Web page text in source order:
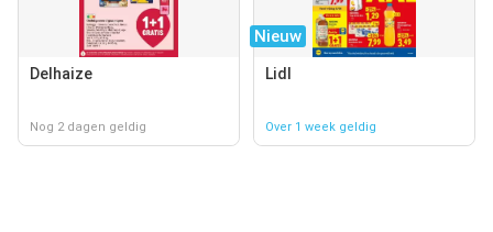
Delhaize
Nog 2 dagen geldig
Nieuw
Lidl
Over 1 week geldig